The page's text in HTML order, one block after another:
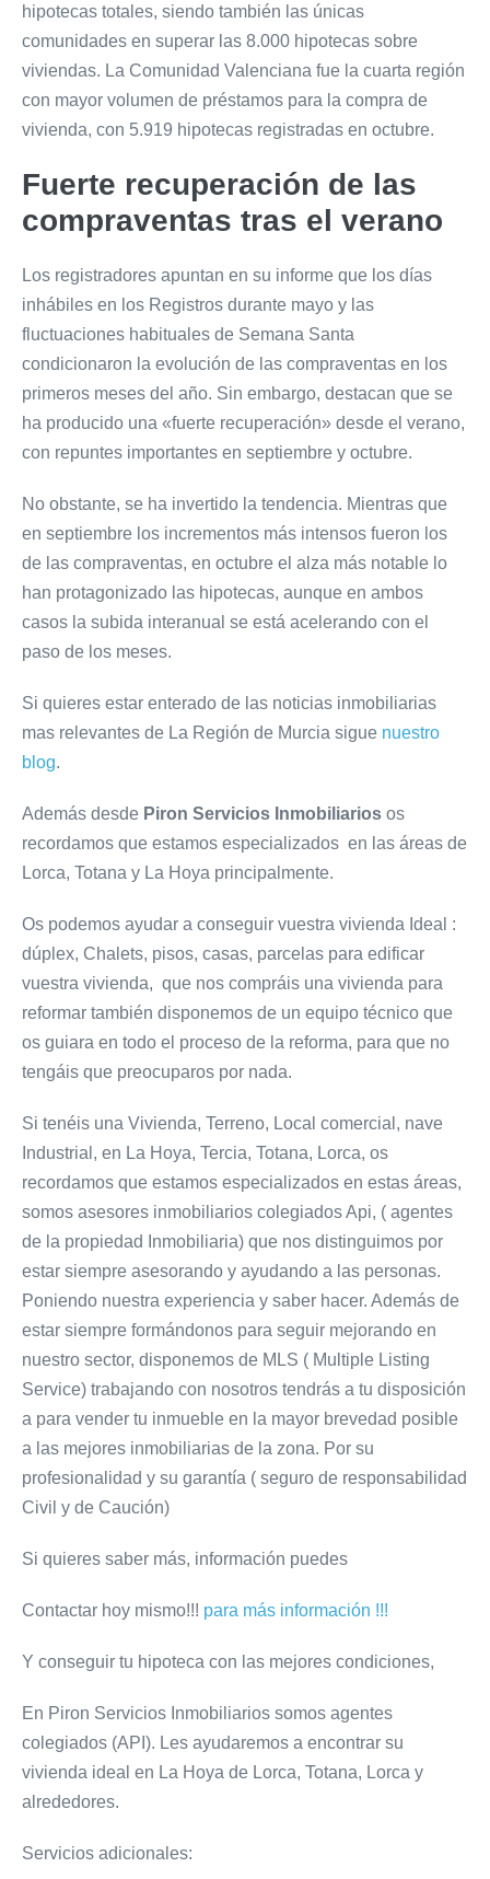
hipotecas totales, siendo también las únicas
comunidades en superar las 8.000 hipotecas sobre
viviendas. La Comunidad Valenciana fue la cuarta región
con mayor volumen de préstamos para la compra de
vivienda, con 5.919 hipotecas registradas en octubre.
Fuerte recuperación de las
compraventas tras el verano
Los registradores apuntan en su informe que los días
inhábiles en los Registros durante mayo y las
fluctuaciones habituales de Semana Santa
condicionaron la evolución de las compraventas en los
primeros meses del año. Sin embargo, destacan que se
ha producido una «fuerte recuperación» desde el verano,
con repuntes importantes en septiembre y octubre.
No obstante, se ha invertido la tendencia. Mientras que
en septiembre los incrementos más intensos fueron los
de las compraventas, en octubre el alza más notable lo
han protagonizado las hipotecas, aunque en ambos
casos la subida interanual se está acelerando con el
paso de los meses.
Si quieres estar enterado de las noticias inmobiliarias
mas relevantes de La Región de Murcia sigue nuestro
blog.
Además desde Piron Servicios Inmobiliarios os
recordamos que estamos especializados en las áreas de
Lorca, Totana y La Hoya principalmente.
Os podemos ayudar a conseguir vuestra vivienda Ideal :
dúplex, Chalets, pisos, casas, parcelas para edificar
vuestra vivienda, que nos compráis una vivienda para
reformar también disponemos de un equipo técnico que
os guiara en todo el proceso de la reforma, para que no
tengáis que preocuparos por nada.
Si tenéis una Vivienda, Terreno, Local comercial, nave
Industrial, en La Hoya, Tercia, Totana, Lorca, os
recordamos que estamos especializados en estas áreas,
somos asesores inmobiliarios colegiados Api, ( agentes
de la propiedad Inmobiliaria) que nos distinguimos por
estar siempre asesorando y ayudando a las personas.
Poniendo nuestra experiencia y saber hacer. Además de
estar siempre formándonos para seguir mejorando en
nuestro sector, disponemos de MLS ( Multiple Listing
Service) trabajando con nosotros tendrás a tu disposición
a para vender tu inmueble en la mayor brevedad posible
a las mejores inmobiliarias de la zona. Por su
profesionalidad y su garantía ( seguro de responsabilidad
Civil y de Caución)
Si quieres saber más, información puedes
Contactar hoy mismo!!! para más información !!!
Y conseguir tu hipoteca con las mejores condiciones,
En Piron Servicios Inmobiliarios somos agentes
colegiados (API). Les ayudaremos a encontrar su
vivienda ideal en La Hoya de Lorca, Totana, Lorca y
alrededores.
Servicios adicionales: